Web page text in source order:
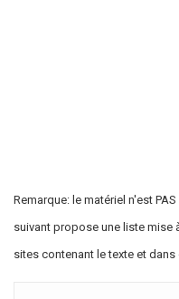
Remarque: le matériel n'est
suivant propose une liste mise
sites contenant le texte et